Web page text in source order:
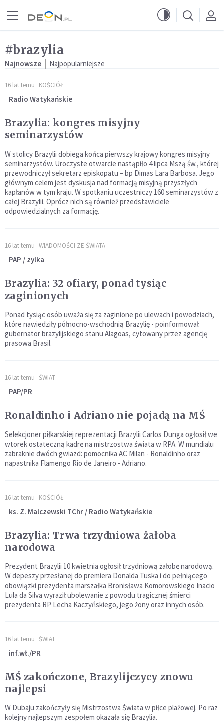
#brazylia
Najnowsze Najpopularniejsze
16 lat temu KOŚCIÓŁ
Radio Watykańskie
Brazylia: kongres misyjny
seminarzystów
W stolicy Brazylii dobiega końca pierwszy krajowy kongres misyjny
seminarzystów. Uroczyste otwarcie nastąpiło 4 lipca Mszą św., której
przewodniczył sekretarz episkopatu – bp Dimas Lara Barbosa. Jego
głównym celem jest dyskusja nad formacją misyjną przyszłych
kapłanów w tym kraju. W spotkaniu uczestniczy 160 seminarzystów z
całej Brazylii. Oprócz nich są również przedstawiciele
odpowiedzialnych za formację.
16 lat temu WIADOMOŚCI ZE ŚWIATA
PAP / zylka
Brazylia: 32 ofiary, ponad tysiąc
zaginionych
Ponad tysiąc osób uważa się za zaginione po ulewach i powodziach,
które nawiedziły północno-wschodnią Brazylię - poinformował
gubernator brazylijskiego stanu Alagoas, cytowany przez agencję
prasowa Brasil.
16 lat temu ŚWIAT
PAP/PR
Ronaldinho i Adriano nie pojadą na MŚ
Selekcjoner piłkarskiej reprezentacji Brazylii Carlos Dunga ogłosił we
wtorek ostateczną kadrę na mistrzostwa świata w RPA. W mundialu
zabraknie dwóch gwiazd: pomocnika AC Milan - Ronaldinho oraz
napastnika Flamengo Rio de Janeiro - Adriano.
16 lat temu KOŚCIÓŁ
ks. Z. Malczewski TChr / Radio Watykańskie
Brazylia: Trwa trzydniowa żałoba
narodowa
Prezydent Brazylii 10 kwietnia ogłosił trzydniową żałobę narodową.
W depeszy przesłanej do premiera Donalda Tuska i do pełniącego
obowiązki prezydenta marszałka Bronisława Komorowskiego Inacio
Lula da Silva wyraził ubolewanie z powodu tragicznej śmierci
prezydenta RP Lecha Kaczyńskiego, jego żony oraz innych osób.
16 lat temu ŚWIAT
inf.wł./PR
MŚ zakończone, Brazylijczycy znowu
najlepsi
W Dubaju zakończyły się Mistrzostwa Świata w piłce plażowej. Po raz
kolejny najlepszym zespołem okazała się Brazylia.